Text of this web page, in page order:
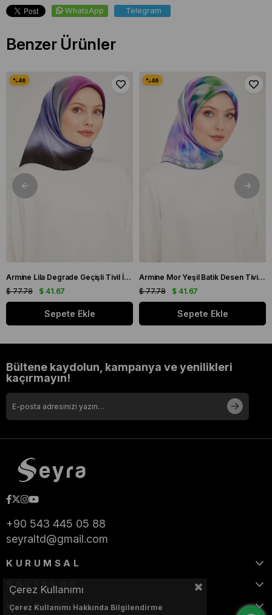
WhatsApp Telegram
Benzer Ürünler
Armine Lila Degrade Geçişli Tivil İpek Eşarp 9051 - 59
$ 41.67
$ 77.78
Sepete Ekle
Armine Mor Yeşil Batik Desen Tivil İpek Eşarp 9136 - 50
$ 41.67
$ 77.78
Sepete Ekle
Bültene kaydolun, kampanya ve yenilikleri
kaçırmayın!
+90 543 445 05 88
seyraltd@gmail.com
KURUMSAL
SAYFALAR
KATEGORİLER
Çerez Kullanımı
Çerez Kullanımı Hakkında Bilgilendirme